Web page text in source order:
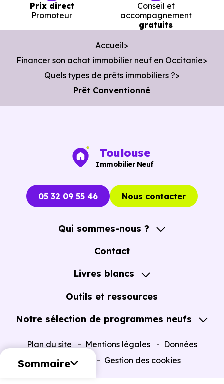
Sommaire
Prix direct
Promoteur
Conseil et
accompagnement
gratuits
Accueil
Financer son achat immobilier neuf en Occitanie
Quels types de prêts immobiliers ?
Prêt Conventionné
Toulouse
Immobilier Neuf
05 32 09 55 46 Nous contacter
Qui sommes-nous ?
A propos
Contact
Livres blancs
Guide de l'Achat immobilier neuf en VEFA
Outils et ressources
Notre sélection de programmes neufs
Programmes neufs Dispositif Jeanbrun
Plan du site Mentions légales
Données
personnelles
Gestion des cookies